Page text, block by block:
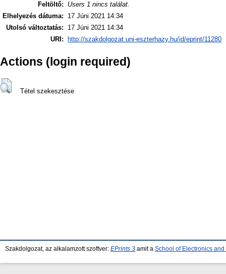
Feltöltő:
Users 1 nincs találat.
Elhelyezés dátuma:
17 Júni 2021 14:34
Utolsó változtatás:
17 Júni 2021 14:34
URI:
http://szakdolgozat.uni-eszterhazy.hu/id/eprint/11280
Actions (login required)
Tétel szekesztése
Szakdolgozat, az alkalamzott szoftver: EPrints 3 amit a School of Electronics